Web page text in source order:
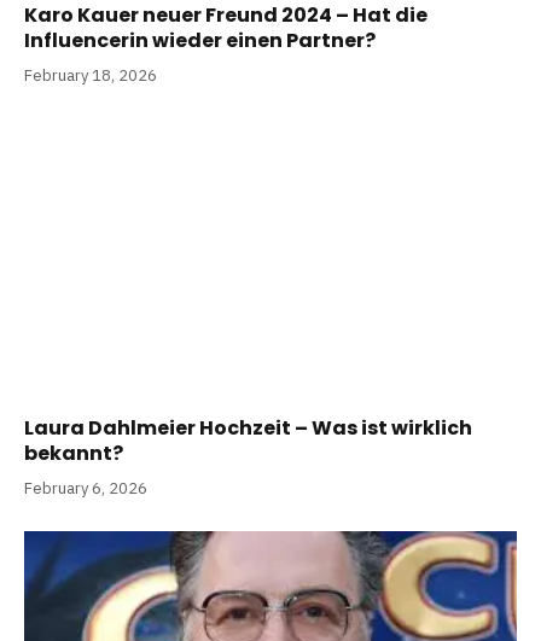
Karo Kauer neuer Freund 2024 – Hat die
Influencerin wieder einen Partner?
February 18, 2026
Laura Dahlmeier Hochzeit – Was ist wirklich
bekannt?
February 6, 2026